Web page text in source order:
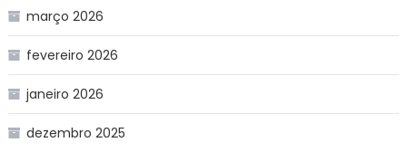
março 2026
fevereiro 2026
janeiro 2026
dezembro 2025